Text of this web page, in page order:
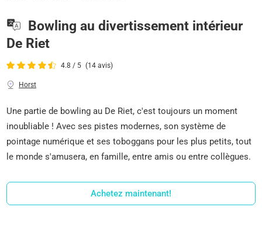
Bowling au divertissement intérieur
De Riet
4.8 / 5 (14 avis)
Horst
Une partie de bowling au De Riet, c'est toujours un moment
inoubliable ! Avec ses pistes modernes, son système de
pointage numérique et ses toboggans pour les plus petits, tout
le monde s'amusera, en famille, entre amis ou entre collègues.
Achetez maintenant!